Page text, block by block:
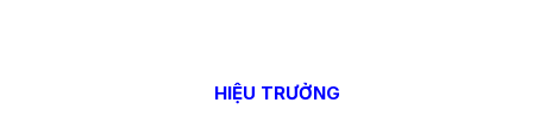
HIỆU TRƯỞNG